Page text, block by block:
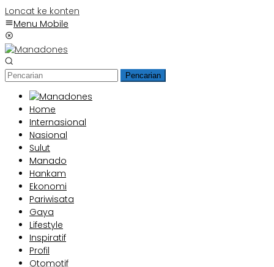
Loncat ke konten
Menu Mobile
Pencarian
Home
Internasional
Nasional
Sulut
Manado
Hankam
Ekonomi
Pariwisata
Gaya
Lifestyle
Inspiratif
Profil
Otomotif